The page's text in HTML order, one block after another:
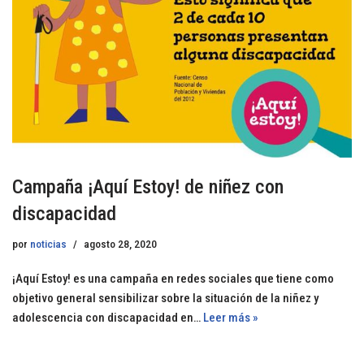
Campaña ¡Aquí Estoy! de niñez con
discapacidad
por noticias agosto 28, 2020
¡Aquí Estoy! es una campaña en redes sociales que tiene como
objetivo general sensibilizar sobre la situación de la niñez y
adolescencia con discapacidad en… Leer más »